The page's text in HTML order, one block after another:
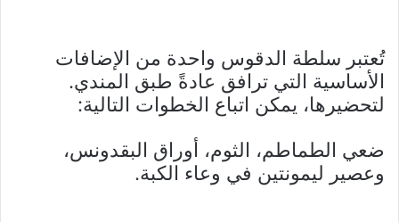
تُعتبر سلطة الدقوس واحدة من الإضافات
الأساسية التي ترافق عادةً طبق المندي.
لتحضيرها، يمكن اتباع الخطوات التالية:
ضعي الطماطم، الثوم، أوراق البقدونس،
وعصير ليمونتين في وعاء الكبة.